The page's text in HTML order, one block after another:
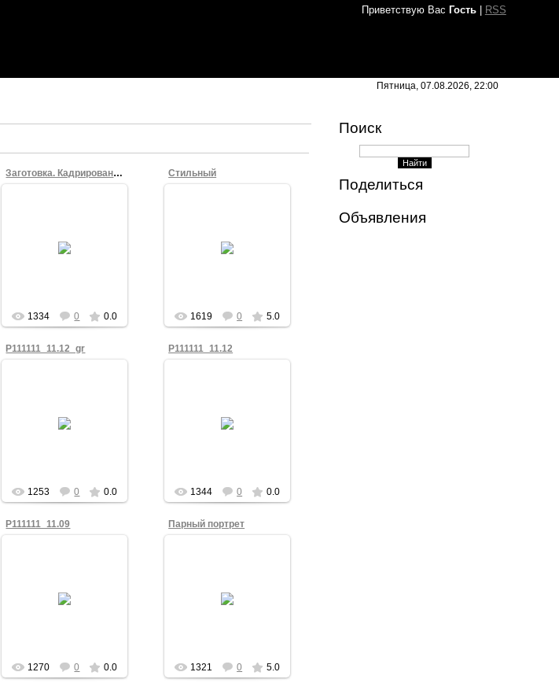
Приветствую Вас Гость| RSS
Пятница, 07.08.2026, 22:00
Заготовка. Кадрирование
P111111_11.12_
1334 0 0.0
Стильный
Автопортрет в стиле
HDR
1619 0 5.0
P111111_11.12_gr
1253 0 0.0
P111111_11.12
1344 0 0.0
P111111_11.09
1270 0 0.0
Парный портрет
художественного
1321 0 5.0
Поиск
Поделиться
Объявления